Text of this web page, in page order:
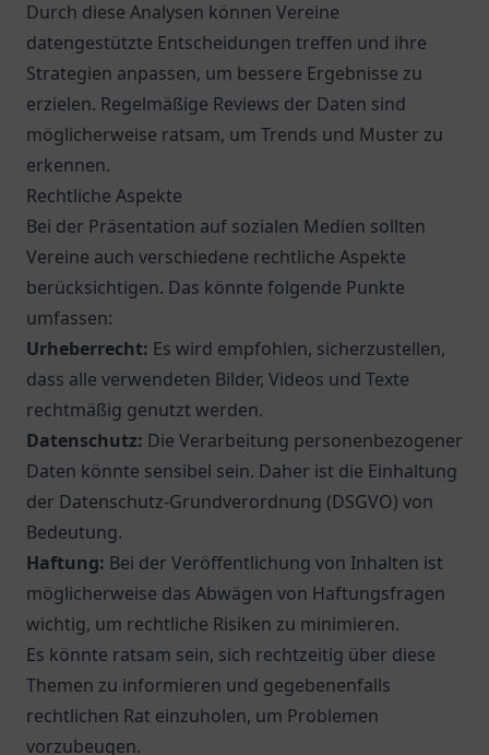
Durch diese Analysen können Vereine
datengestützte Entscheidungen treffen und ihre
Strategien anpassen, um bessere Ergebnisse zu
erzielen. Regelmäßige Reviews der Daten sind
möglicherweise ratsam, um Trends und Muster zu
erkennen.
Rechtliche Aspekte
Bei der Präsentation auf sozialen Medien sollten
Vereine auch verschiedene rechtliche Aspekte
berücksichtigen. Das könnte folgende Punkte
umfassen:
Urheberrecht: Es wird empfohlen, sicherzustellen,
dass alle verwendeten Bilder, Videos und Texte
rechtmäßig genutzt werden.
Datenschutz: Die Verarbeitung personenbezogener
Daten könnte sensibel sein. Daher ist die Einhaltung
der Datenschutz-Grundverordnung (DSGVO) von
Bedeutung.
Haftung: Bei der Veröffentlichung von Inhalten ist
möglicherweise das Abwägen von Haftungsfragen
wichtig, um rechtliche Risiken zu minimieren.
Es könnte ratsam sein, sich rechtzeitig über diese
Themen zu informieren und gegebenenfalls
rechtlichen Rat einzuholen, um Problemen
vorzubeugen.